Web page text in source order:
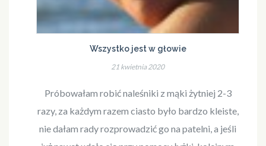
Wszystko jest w głowie
21 kwietnia 2020
Próbowałam robić naleśniki z mąki żytniej 2-3
razy, za każdym razem ciasto było bardzo kleiste,
nie dałam rady rozprowadzić go na patelni, a jeśli